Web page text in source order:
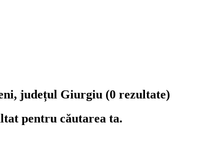
județul Giurgiu (0 rezultate)
pentru căutarea ta.